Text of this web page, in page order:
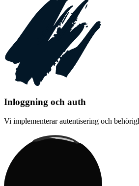
Inloggning och auth
Vi implementerar autentisering och